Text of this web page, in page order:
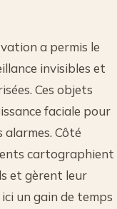
a permis le
invisibles et
Ces objets
faciale pour
Côté
cartographient
et gèrent leur
un gain de temps